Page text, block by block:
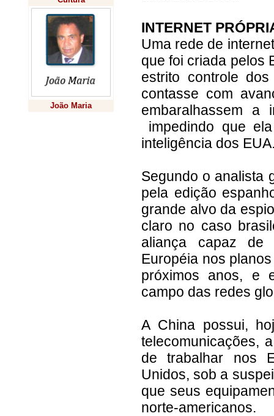
João Maria
INTERNET
Uma rede de
que foi criada pelos
estrito controle
contasse com
embaralhassem a
impedindo que
inteligência dos
Segundo o analista
pela edição
grande alvo da
claro no caso
aliança capaz de
Européia nos
próximos anos, e
campo das redes
A China possui,
telecomunicações,
de trabalhar nos
Unidos, sob a
que seus
norte-americanos.